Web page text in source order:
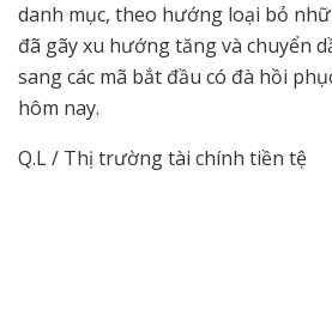
danh mục, theo hướng loại bỏ
đã gãy xu hướng tăng và chuyển
sang các mã bắt đầu có đà hồi
hôm nay.
Q.L / Thị trường tài chính tiền tệ